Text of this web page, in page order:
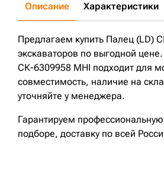
Описание Характеристики
Предлагаем купить Палец (LD)
экскаваторов по выгодной
СК-6309958 MHI подходит для
совместимость, наличие на
уточняйте у менеджера.
Гарантируем
подборе, доставку по всей